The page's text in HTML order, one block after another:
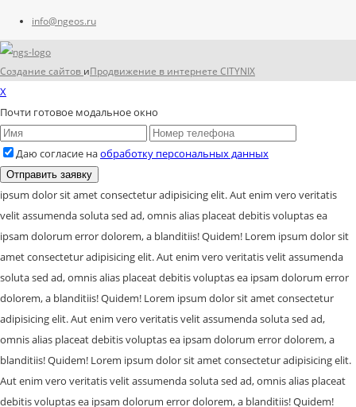
info@ngeos.ru
Создание сайтов иПродвижение в интернете CITYNIX
X
Почти готовое модальное окно
Даю согласие наобработку персональных данных
ipsum dolor sit amet consectetur adipisicing elit. Aut enim vero veritatis
velit assumenda soluta sed ad, omnis alias placeat debitis voluptas ea
ipsam dolorum error dolorem, a blanditiis! Quidem! Lorem ipsum dolor sit
amet consectetur adipisicing elit. Aut enim vero veritatis velit assumenda
soluta sed ad, omnis alias placeat debitis voluptas ea ipsam dolorum error
dolorem, a blanditiis! Quidem! Lorem ipsum dolor sit amet consectetur
adipisicing elit. Aut enim vero veritatis velit assumenda soluta sed ad,
omnis alias placeat debitis voluptas ea ipsam dolorum error dolorem, a
blanditiis! Quidem! Lorem ipsum dolor sit amet consectetur adipisicing elit.
Aut enim vero veritatis velit assumenda soluta sed ad, omnis alias placeat
debitis voluptas ea ipsam dolorum error dolorem, a blanditiis! Quidem!